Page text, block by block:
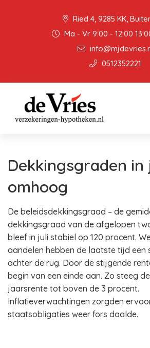
Ried 4, 9285 KK,
Ma - Vr 9:00 - 12:00
0512352221
Dekkingsgraden in
omhoog
De beleidsdekkingsgraad – de
dekkingsgraad van de afgelopen
bleef in juli stabiel op 120 procent.
aandelen hebben de laatste tijd een
achter de rug. Door de stijgende
begin van een einde aan. Zo steeg
jaarsrente tot boven de 3 procent.
Inflatieverwachtingen zorgden
staatsobligaties weer fors daalde.